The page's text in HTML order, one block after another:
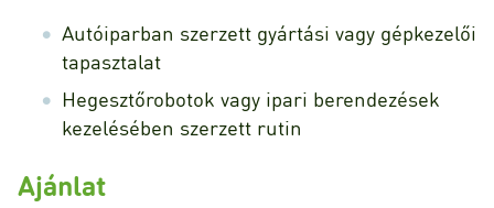
Autóiparban szerzett gyártási vagy gépkezelői
tapasztalat
Hegesztőrobotok vagy ipari berendezések
kezelésében szerzett rutin
Ajánlat